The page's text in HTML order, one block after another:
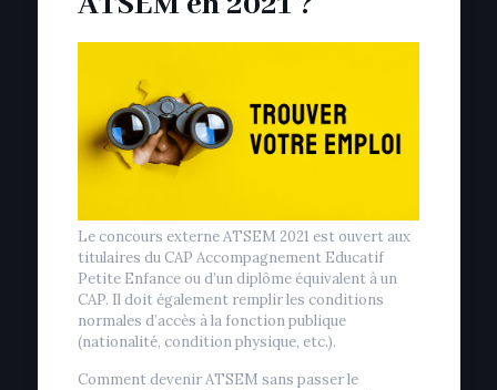
Le concours externe ATSEM 2021 est ouvert aux
titulaires du CAP Accompagnement Educatif
Petite Enfance ou d’un diplôme équivalent à un
CAP. Il doit également remplir les conditions
normales d’accès à la fonction publique
(nationalité, condition physique, etc.).
Comment devenir ATSEM sans passer le